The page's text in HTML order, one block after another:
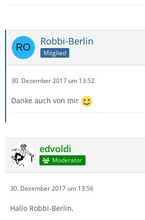
Robbi-Berlin
Mitglied
30. Dezember 2017 um 13:52
Danke auch von mir
edvoldi
Moderator
30. Dezember 2017 um 13:56
Hallo Robbi-Berlin,